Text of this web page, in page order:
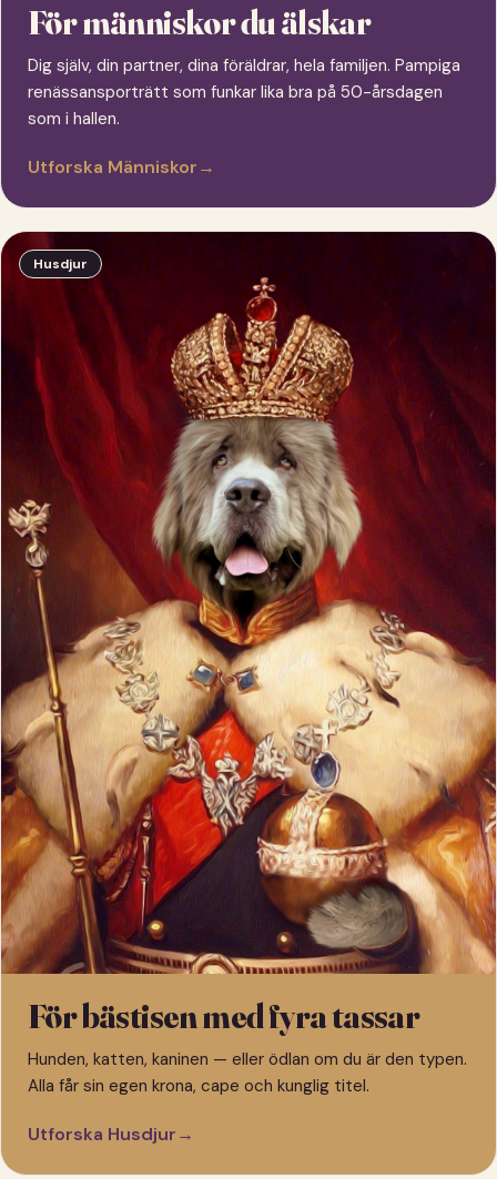
För människor du älskar
Dig själv, din partner, dina föräldrar, hela familjen. Pampiga
renässansporträtt som funkar lika bra på 50-årsdagen
som i hallen.
Utforska Människor→
Husdjur
För bästisen med fyra tassar
Hunden, katten, kaninen — eller ödlan om du är den typen.
Alla får sin egen krona, cape och kunglig titel.
Utforska Husdjur→